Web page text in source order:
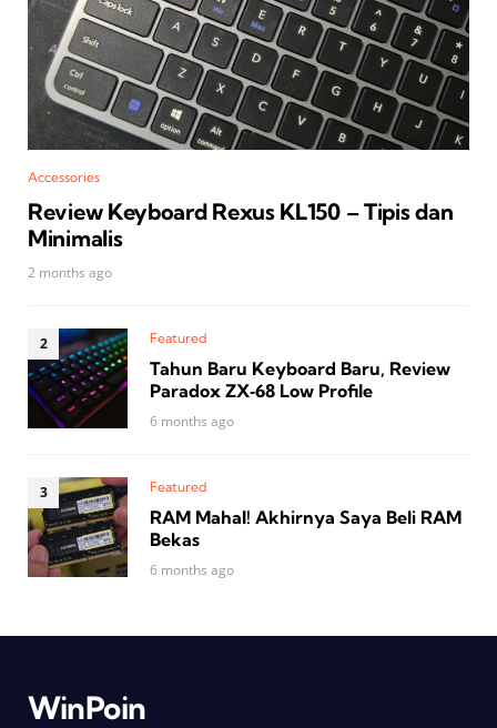
Accessories
Review Keyboard Rexus KL150 – Tipis dan
Minimalis
2 months ago
Featured
Tahun Baru Keyboard Baru, Review
Paradox ZX‑68 Low Profile
6 months ago
Featured
RAM Mahal! Akhirnya Saya Beli RAM
Bekas
6 months ago
WinPoin